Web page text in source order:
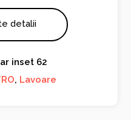
detalii
inset 62
, Lavoare